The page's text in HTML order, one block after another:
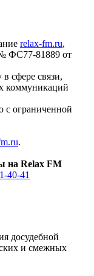
relax-fm.ru,
ФС77-81889 от
сфере связи,
коммуникаций
с ограниченной
.
на Relax FM
40-41
досудебной
и смежных